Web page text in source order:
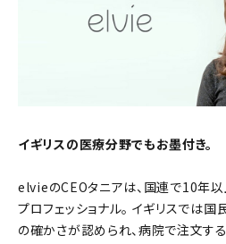
イギリスの医療分野でもお墨付き。
elvieのCEOタニアは、国連で10年
プロフェッショナル。 イギリスでは
の確かさが認められ、病院で注文す